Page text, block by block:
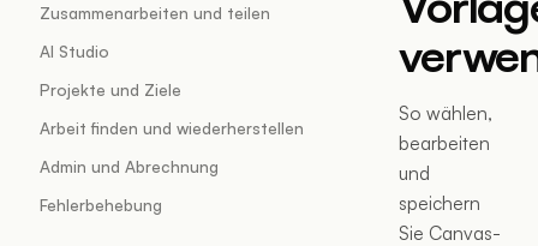
Zusammenarbeiten und teilen
AI Studio
Projekte und Ziele
Arbeit finden und wiederherstellen
Admin und Abrechnung
Fehlerbehebung
So wählen,
bearbeiten
und
speichern
Sie Canvas-